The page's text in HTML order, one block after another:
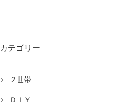
カテゴリー
２世帯
ＤＩＹ